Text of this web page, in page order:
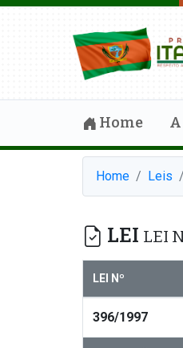
Home
Home Leis
LEI LEI
LEI Nº
396/1997